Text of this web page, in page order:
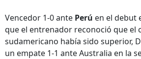
Vencedor 1-0 ante Perú en el debut
que el entrenador reconoció que el
sudamericano había sido superior,
un empate 1-1 ante Australia en la